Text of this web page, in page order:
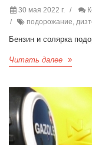
30 мая 2022 г.
подорожание,
Бензин и солярка
Читать далее